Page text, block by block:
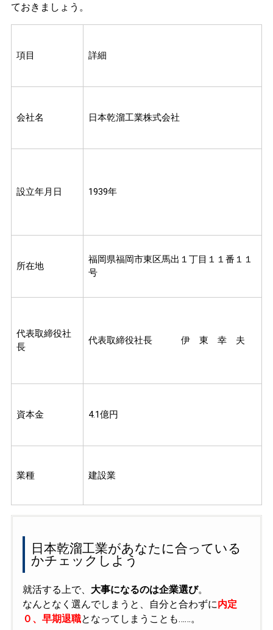
ておきましょう。
項目 詳細
会社名 日本乾溜工業株式会社
設立年月日 1939年
所在地
福岡県福岡市東区馬出１丁目１１番１１
号
代表取締役社
長
代表取締役社長 伊 東 幸 夫
資本金 4.1億円
業種 建設業
日本乾溜工業があなたに合っている
かチェックしよう
就活する上で、 大事になるのは企業選び。
なんとなく選んでしまうと、自分と合わずに内定
０、早期退職となってしまうことも……。